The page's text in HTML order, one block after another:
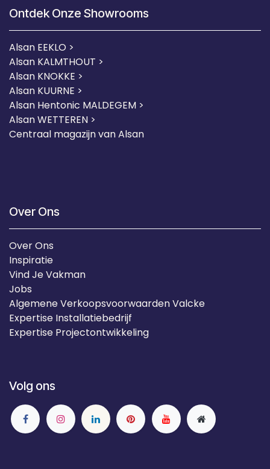
Ontdek Onze Showrooms
Alsan EEKLO >
Alsan KALMTHOUT >
Alsan KNOKKE >
Alsan KUURNE >
Alsan Hentonic MALDEGEM >
Alsan WETTEREN >
Centraal magazijn van Alsan
Over Ons
Over Ons
Inspiratie
Vind Je Vakman
Jobs
Algemene Verkoopsvoorwaarden Valcke
Expertise Installatiebedrijf
Expertise Projectontwikkeling
Volg ons